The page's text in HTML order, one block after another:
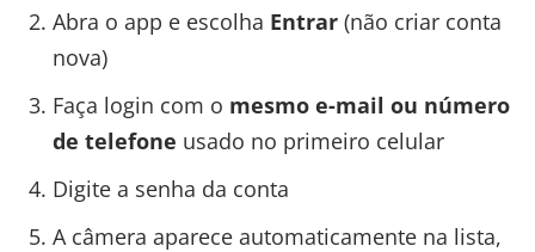
Abra o app e escolha Entrar(não criar conta
nova)
Faça login com o mesmo e-mail ou número
de telefone usado no primeiro celular
Digite a senha da conta
A câmera aparece automaticamente na lista,